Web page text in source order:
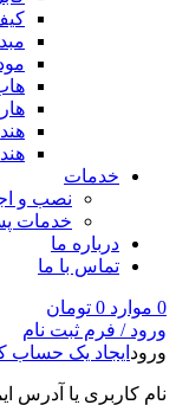
خدمات
نصب و
خدمات
درباره ما
تماس با ما
0 موارد 0 تومان
ورود / فرم ثبت نام
ورود ایجاد یک حساب
نام کاربری یا آدرس